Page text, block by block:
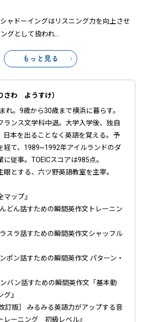
ャドーイングはリスニング力を向上させ
グとして扱われ
もっと見る
さわ ようすけ）
れ。9歳から30歳まで横浜に暮らす。
ランス文学科中退。大学入学後、独自
日本を出ることなく英語を覚える。予
経て、1989~1992年アイルランドのダ
に従事。TOEICスコアは985点。
眼とする、六ツ野英語教室を主宰。
マップ』
んどん話すための瞬間英作文トレーニン
ラスラ話すための瞬間英作文シャッフル
ンポン話すための瞬間英作文 パターン・
ンバン話すための瞬間英作文「基本動
』
訂版］ みるみる英語力がアップする音
レーニング 初級レベル』